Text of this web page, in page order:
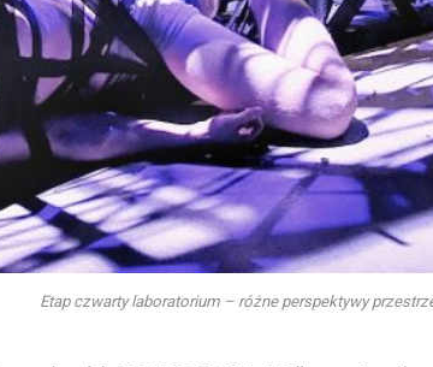
Etap czwarty laboratorium – różne perspektywy